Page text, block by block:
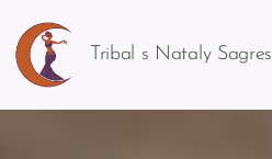
Tribal s Nataly Sagres